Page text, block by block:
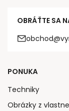
OBRÁŤTE SA
PONUKA
Techniky
Obrázky z